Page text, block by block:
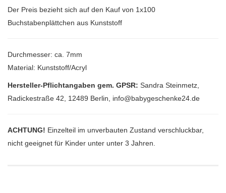
Der Preis bezieht sich auf den Kauf von 1x100
Buchstabenplättchen aus Kunststoff
Durchmesser: ca. 7mm
Material: Kunststoff/Acryl
Hersteller-Pflichtangaben gem. GPSR: Sandra Steinmetz,
Radickestraße 42, 12489 Berlin, info@babygeschenke24.de
ACHTUNG! Einzelteil im unverbauten Zustand verschluckbar,
nicht geeignet für Kinder unter unter 3 Jahren.